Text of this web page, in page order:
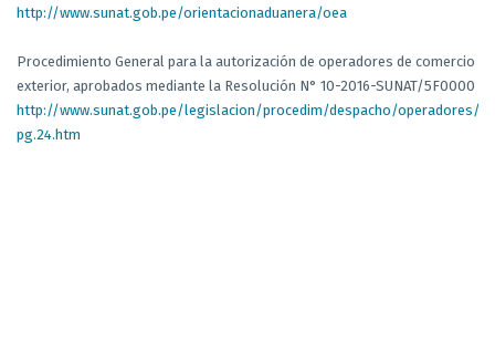
http://www.sunat.gob.pe/orientacionaduanera/oea
Procedimiento General para la autorización de operadores de comercio
exterior, aprobados mediante la Resolución N° 10-2016-SUNAT/5F0000
http://www.sunat.gob.pe/legislacion/procedim/despacho/operadores/
pg.24.htm